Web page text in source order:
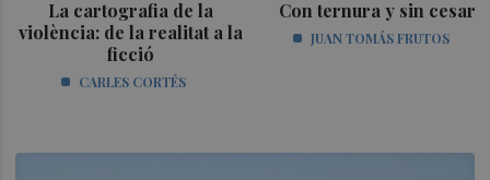
La cartografia de la
violència: de la realitat a la
ficció
CARLES CORTÉS
Con ternura y sin cesar
JUAN TOMÁS FRUTOS